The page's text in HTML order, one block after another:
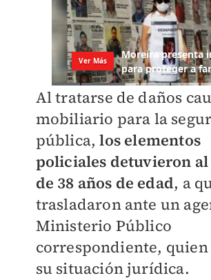
Al tratarse de daños
mobiliario para la
pública,los elementos
policiales detuvieron
de 38 años de edad, a
trasladaron ante un
Ministerio Público
correspondiente,
su situación jurídica.